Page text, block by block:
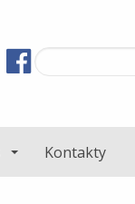
Kontakty